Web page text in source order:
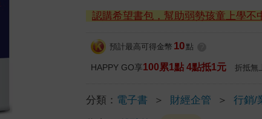
認購希望書包，幫助弱勢孩童上學不
預計最高可得金幣 10 點
HAPPY GO享100累1點 4點抵1元 折抵無
分類： 電子書 ＞ 財經企管 ＞ 行銷/